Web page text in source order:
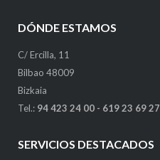
DÓNDE ESTAMOS
C/ Ercilla, 11
Bilbao 48009
Bizkaia
Tel.: 94 423 24 00- 619 23 69 27
SERVICIOS DESTACADOS